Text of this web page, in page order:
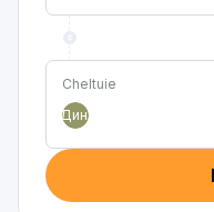
Cheltuie
Дин.